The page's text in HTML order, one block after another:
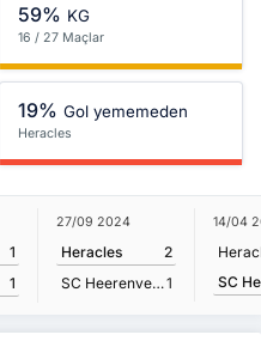
59% KG
16 / 27 Maçlar
19% Gol yememeden
Heracles
1
1
27/09 2024
Heracles
2
SC Heerenveen1
14/04